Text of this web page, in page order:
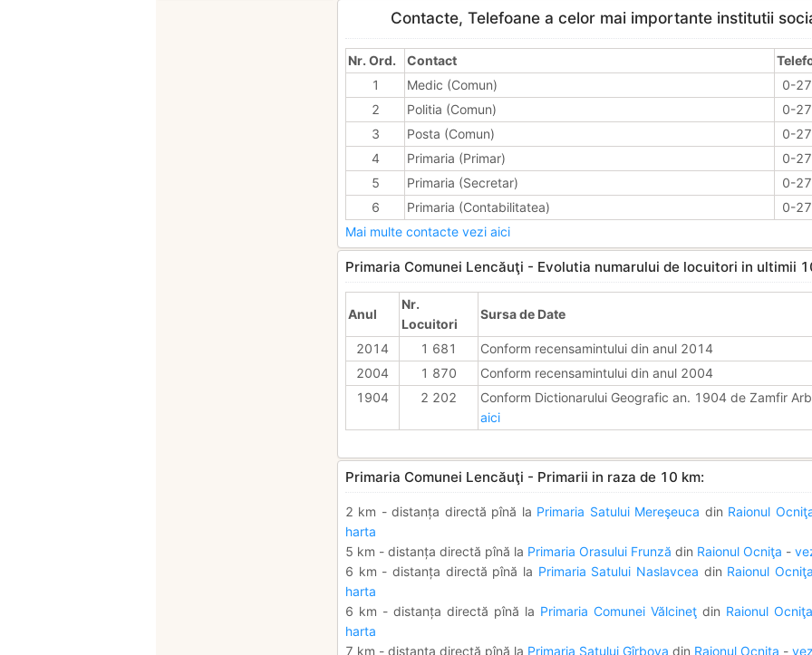
Contacte, Telefoane a celor mai importante institutii
Nr. Ord. Contact
1
Medic (Comun)
0-
2
Politia (Comun)
0-
3
Posta (Comun)
0-
4
Primaria (Primar)
0-
5
Primaria (Secretar)
0-
6
Primaria (Contabilitatea)
0-
Mai multe contacte vezi aici
Primaria Comunei Lencăuţi - Evolutia numarului de locuitori in ultimii
Anul
Nr.
Locuitori
Sursa de Date
2014 1 681
Conform recensamintului din anul 2014
2004
1 870
Conform recensamintului din anul 2004
1904
2 202 Conform Dictionarului Geografic an. 1904 de Zamfir
aici
Primaria Comunei Lencăuţi - Primarii in raza de 10 km:
2 km - distanța directă pînă la Primaria Satului Mereşeuca din Raionul
harta
5 km - distanța directă pînă la Primaria Orasului Frunză din Raionul Ocniţa -
6 km - distanța directă pînă la Primaria Satului Naslavcea din Raionul Ocniţa
harta
6 km - distanța directă pînă la Primaria Comunei Vălcineţ din Raionul Ocniţa
harta
7 km - distanța directă pînă la Primaria Satului Gîrbova din Raionul Ocniţa -